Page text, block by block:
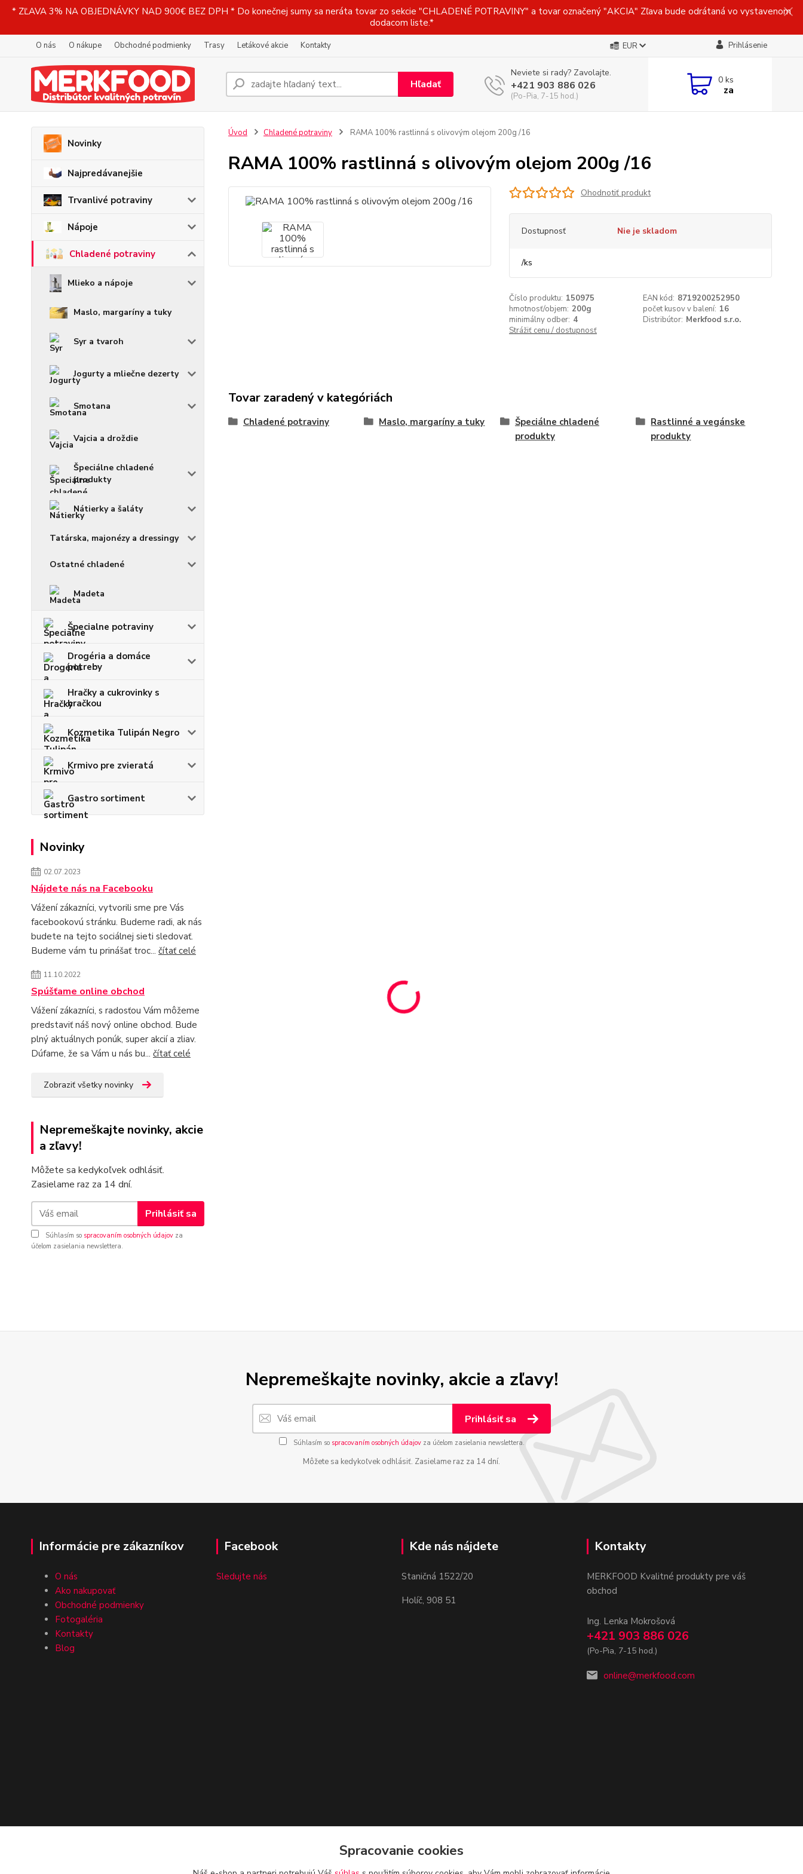
* ZĽAVA 3% NA OBJEDNÁVKY NAD 900€ BEZ DPH * Do konečnej sumy sa neráta tovar zo sekcie "CHLADENÉ POTRAVINY" a tovar označený "AKCIA" Zľava bude odrátaná vo vystavenom
dodacom liste.*
O nás O nákupe Obchodné podmienky Trasy Letákové akcie Kontakty EUR Prihlásenie
Hľadať
Neviete si rady? Zavolajte.
+421 903 886 026
(Po-Pia, 7-15 hod.)
0 ks
za
Novinky
Najpredávanejšie
Trvanlivé potraviny
Nápoje
Chladené potraviny
Mlieko a nápoje
Maslo, margaríny a tuky
Syr a tvaroh
Jogurty a mliečne dezerty
Smotana
Vajcia a droždie
Špeciálne chladené
produkty
Nátierky a šaláty
Tatárska, majonézy a dressingy
Ostatné chladené
Madeta
Špecialne potraviny
Drogéria a domáce
potreby
Hračky a cukrovinky s
hračkou
Kozmetika Tulipán Negro
Krmivo pre zvieratá
Gastro sortiment
Novinky
02.07.2023
Nájdete nás na Facebooku
Vážení zákazníci, vytvorili sme pre Vás
facebookovú stránku. Budeme radi, ak nás
budete na tejto sociálnej sieti sledovať.
Budeme vám tu prinášať troc... čítať celé
11.10.2022
Spúšťame online obchod
Vážení zákazníci, s radosťou Vám môžeme
predstaviť náš nový online obchod. Bude
plný aktuálnych ponúk, super akcií a zliav.
Dúfame, že sa Vám u nás bu... čítať celé
Zobraziť všetky novinky
Nepremeškajte novinky, akcie
a zľavy!
Môžete sa kedykoľvek odhlásiť.
Zasielame raz za 14 dní.
Prihlásiť sa
Súhlasím so spracovaním osobných údajov za
účelom zasielania newslettera.
Úvod Chladené potraviny RAMA 100% rastlinná s olivovým olejom 200g /16
RAMA 100% rastlinná s olivovým olejom 200g /16
Ohodnotiť produkt
Dostupnosť Nie je skladom
/ks
Číslo produktu: 150975 EAN kód: 8719200252950
hmotnosť/objem: 200g počet kusov v balení: 16
minimálny odber: 4 Distribútor: Merkfood s.r.o.
Strážiť cenu / dostupnosť
Tovar zaradený v kategóriách
Chladené potraviny Maslo, margaríny a tuky
Špeciálne chladené
produkty
Rastlinné a vegánske
produkty
Nepremeškajte novinky, akcie a zľavy!
Prihlásiť sa
Súhlasím so spracovaním osobných údajovza účelom zasielania newslettera.
Môžete sa kedykoľvek odhlásiť. Zasielame raz za 14 dní.
Informácie pre zákazníkov
O nás
Ako nakupovať
Obchodné podmienky
Fotogaléria
Kontakty
Blog
Facebook
Sledujte nás
Kde nás nájdete
Staničná 1522/20
Holíč, 908 51
Kontakty
MERKFOOD Kvalitné produkty pre váš
obchod
Ing. Lenka Mokrošová
+421 903 886 026
(Po-Pia, 7-15 hod.)
online@merkfood.com
Spracovanie cookies